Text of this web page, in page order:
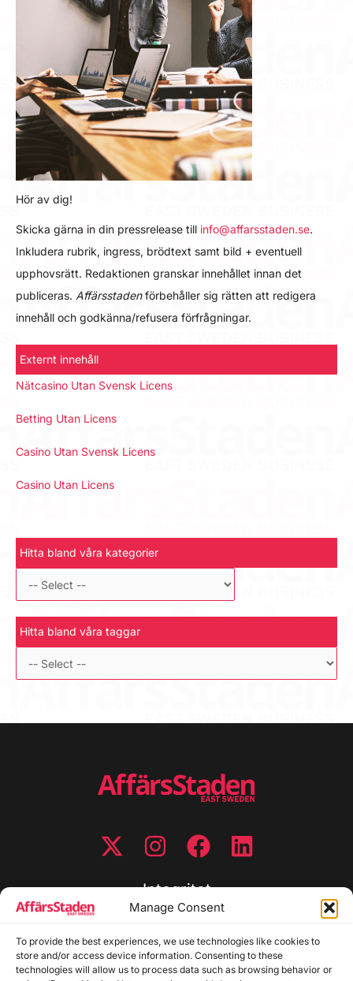
Manage Consent
To provide the best experiences, we use technologies like cookies to
store and/or access device information. Consenting to these
technologies will allow us to process data such as browsing behavior or
Hör av dig!
Skicka gärna in din pressrelease till info@affarsstaden.se.
Inkludera rubrik, ingress, brödtext samt bild + eventuell
upphovsrätt. Redaktionen granskar innehållet innan det
publiceras. Affärsstadenförbehåller sig rätten att redigera
innehåll och godkänna/refusera förfrågningar.
Externt innehåll
Nätcasino Utan Svensk Licens
Betting Utan Licens
Casino Utan Svensk Licens
Casino Utan Licens
Hitta bland våra kategorier
Hitta bland våra taggar
Integritet
Cookiepolicy
Disclaimer
Redaktionell policy